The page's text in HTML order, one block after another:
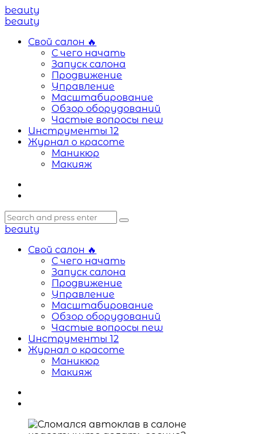
Menu
beauty
Search
Menu
beauty
Свой салон 🔥
С чего начать
Запуск салона
Продвижение
Управление
Масштабирование
Обзор оборудований
Частые вопросы new
Инструменты 12
Журнал о красоте
Маникюр
Макияж
Search
Search
for:
Search
beauty
Свой салон 🔥
С чего начать
Запуск салона
Продвижение
Управление
Масштабирование
Обзор оборудований
Частые вопросы new
Инструменты 12
Журнал о красоте
Маникюр
Макияж